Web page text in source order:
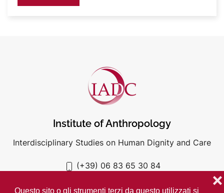
Questo sito o gli strumenti terzi da questo utilizzati si
❌
Institute of Anthropology
Interdisciplinary Studies on Human Dignity and Care
(+39) 06 83 65 30 84